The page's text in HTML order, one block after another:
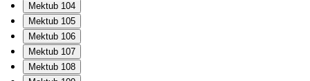
Mektub 104
Mektub 105
Mektub 106
Mektub 107
Mektub 108